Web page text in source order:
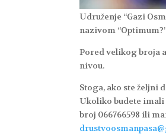
Udruženje “Gazi
nazivom
Pored velikog broja
nivou.
Stoga, ako ste željni
Ukoliko budete
broj 066766598 ili